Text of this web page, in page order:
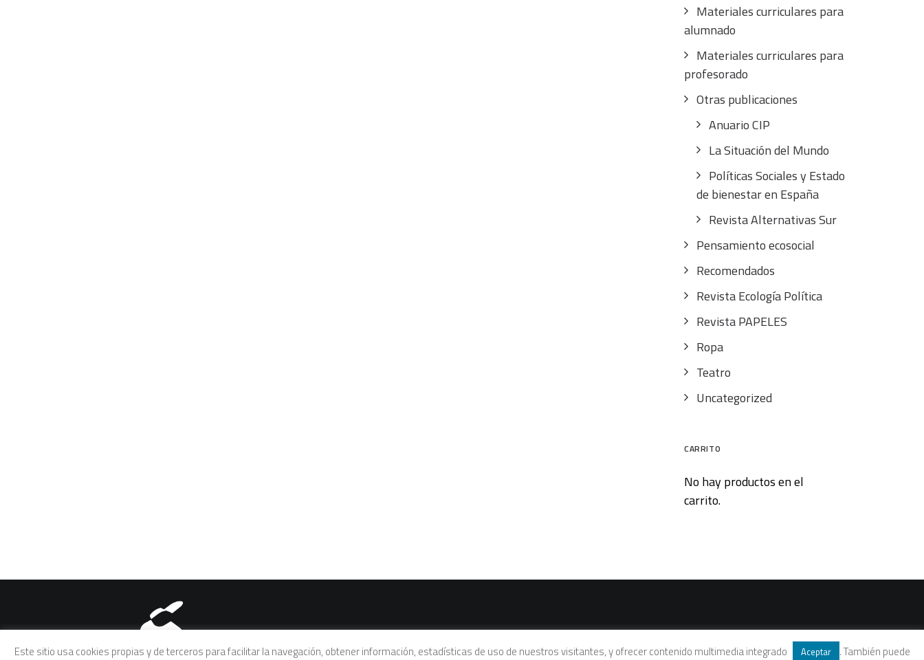
Materiales curriculares para
alumnado
Materiales curriculares para
profesorado
Otras publicaciones
Anuario CIP
La Situación del Mundo
Políticas Sociales y Estado
de bienestar en España
Revista Alternativas Sur
Pensamiento ecosocial
Recomendados
Revista Ecología Política
Revista PAPELES
Ropa
Teatro
Uncategorized
CARRITO
No hay productos en el
carrito.
Aviso legal|Política de privacidad|Política de cookies|Condiciones legales de venta
Este sitio usa cookies propias y de terceros para facilitar la navegación, obtener información, estadísticas de uso de nuestros visitantes, y ofrecer contenido multimedia integrado Aceptar . También puede